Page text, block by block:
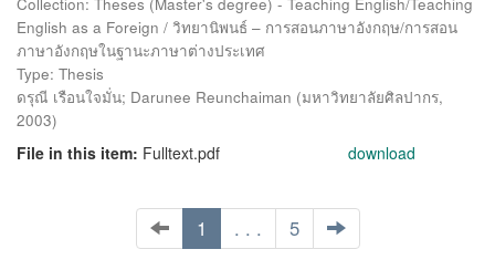
English as a Foreign / วิทยานิพนธ์ – การสอนภาษาอังกฤษ/การสอน
ภาษาอังกฤษในฐานะภาษาต่างประเทศ
Type: Thesis
ดรุณี เรือนใจมั่น; Darunee Reunchaiman (มหาวิทยาลัยศิลปากร,
2003)
File in this item: Fulltext.pdf download
1 . . . 5